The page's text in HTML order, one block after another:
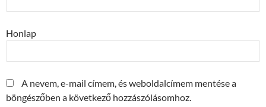
Honlap
A nevem, e-mail címem, és weboldalcímem mentése a
böngészőben a következő hozzászólásomhoz.